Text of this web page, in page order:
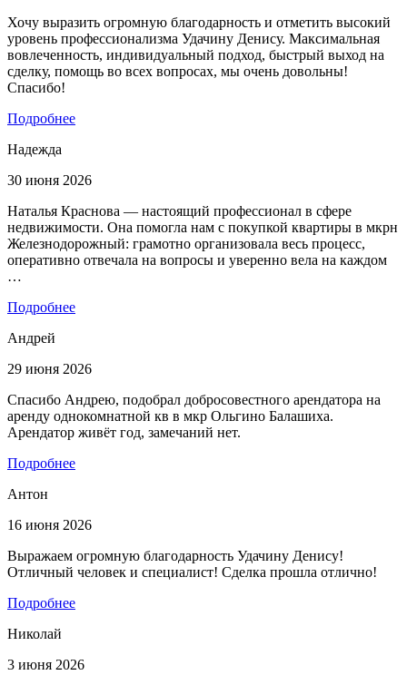
Хочу выразить огромную благодарность и отметить высокий
уровень профессионализма Удачину Денису. Максимальная
вовлеченность, индивидуальный подход, быстрый выход на
сделку, помощь во всех вопросах, мы очень довольны!
Спасибо!
Подробнее
Надежда
30 июня 2026
Наталья Краснова — настоящий профессионал в сфере
недвижимости. Она помогла нам с покупкой квартиры в мкрн
Железнодорожный: грамотно организовала весь процесс,
оперативно отвечала на вопросы и уверенно вела на каждом
…
Подробнее
Андрей
29 июня 2026
Спасибо Андрею, подобрал добросовестного арендатора на
аренду однокомнатной кв в мкр Ольгино Балашиха.
Арендатор живёт год, замечаний нет.
Подробнее
Антон
16 июня 2026
Выражаем огромную благодарность Удачину Денису!
Отличный человек и специалист! Сделка прошла отлично!
Подробнее
Николай
3 июня 2026